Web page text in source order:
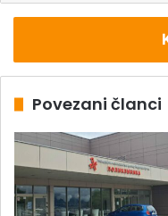
Povezani članci